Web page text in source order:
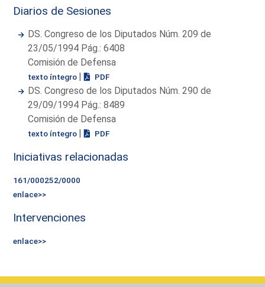
Diarios de Sesiones
DS. Congreso de los Diputados Núm. 209 de
23/05/1994 Pág.: 6408
Comisión de Defensa
texto íntegro | PDF
DS. Congreso de los Diputados Núm. 290 de
29/09/1994 Pág.: 8489
Comisión de Defensa
texto íntegro | PDF
Iniciativas relacionadas
161/000252/0000
enlace>>
Intervenciones
enlace>>